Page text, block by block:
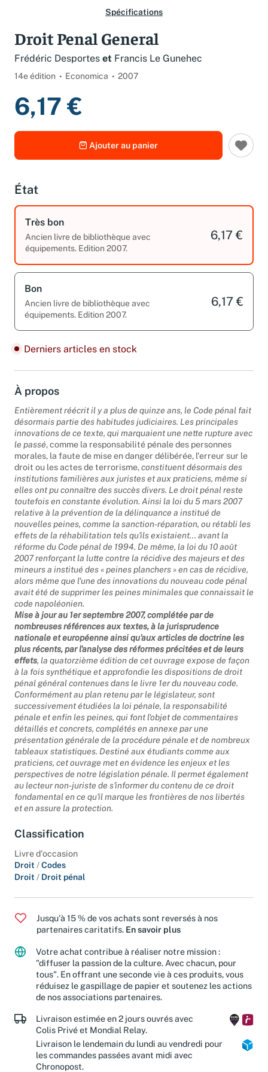
Droit Penal General
Frédéric Desportes
6,17 €
Ajouter au panier
État
Très bon
Ancien livre de bibliothèque avec
6,17 €
Ancien livre de bibliothèque avec
6,17 €
À propos
Entièrement réécrit il y a plus de quinze ans, le Code pénal fait
désormais partie des habitudes judiciaires. Les principales
innovations de ce texte, qui marquaient une nette rupture avec
le passé , comme la responsabilité pénale des personnes
morales, la faute de mise en danger délibérée, l'erreur sur le
droit ou les actes de terrorisme,constituent désormais des
institutions familières aux juristes et aux praticiens, même si
elles ont pu connaître des succès divers. Le droit pénal reste
toutefois en constante évolution. Ainsi la loi du 5 mars 2007
relative à la prévention de la délinquance a institué de
nouvelles peines, comme la sanction-réparation, ou rétabli les
effets de la réhabilitation tels qu'ils existaient... avant la
réforme du Code pénal de 1994. De même, la loi du 10 août
2007 renforçant la lutte contre la récidive des majeurs et des
mineurs a institué des « peines planchers » en cas de récidive,
alors même que l'une des innovations du nouveau code pénal
avait été de supprimer les peines minimales que connaissait le
code napoléonien.
Mise à jour au 1er septembre 2007, complétée par de
nombreuses références aux textes, à la jurisprudence
nationale et européenne ainsi qu'aux articles de doctrine les
plus récents, par l'analyse des réformes précitées et de leurs
effets, la quatorzième édition de cet ouvrage expose de façon
à la fois synthétique et approfondie les dispositions de droit
pénal général contenues dans le livre 1er du nouveau code.
Conformément au plan retenu par le législateur, sont
successivement étudiées la loi pénale, la responsabilité
pénale et enfin les peines, qui font l'objet de commentaires
détaillés et concrets, complétés en annexe par une
présentation générale de la procédure pénale et de nombreux
tableaux statistiques. Destiné aux étudiants comme aux
praticiens, cet ouvrage met en évidence les enjeux et les
perspectives de notre législation pénale. Il permet également
au lecteur non-juriste de s'informer du contenu de ce droit
fondamental en ce qu'il marque les frontières de nos libertés
et en assure la protection.
Classification
Livre d'occasion
Droit / Codes
Jusqu'à 15 % de vos achats sont reversés à nos
partenaires caritatifs.
En savoir plus
Votre achat contribue à réaliser notre mission :
"diffuser la passion de la culture. Avec chacun, pour
tous". En offrant une seconde vie à ces produits, vous
réduisez le gaspillage de papier et soutenez les actions
de nos associations partenaires.
Livraison estimée en 2 jours ouvrés avec
Colis Privé et Mondial Relay.
Livraison le lendemain du lundi au vendredi pour
les commandes passées avant midi avec